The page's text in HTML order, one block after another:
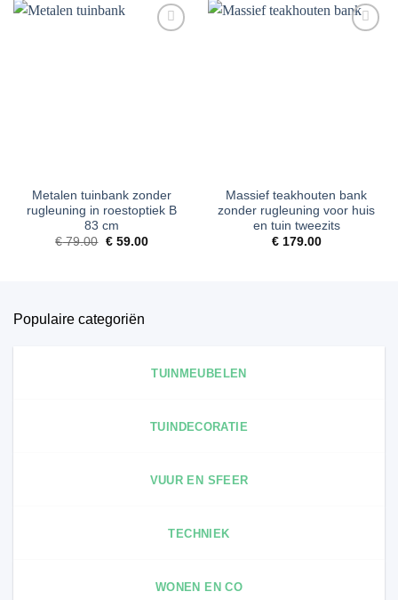
Metalen tuinbank zonder
rugleuning in roestoptiek B
83 cm
€79.00 Oorspronkelijke
€59.00Huidige
Massief teakhouten bank
zonder rugleuning voor huis
en tuin tweezits
€179.00
Populaire categoriën
TUINMEUBELEN
TUINDECORATIE
VUUR EN SFEER
TECHNIEK
WONEN EN CO